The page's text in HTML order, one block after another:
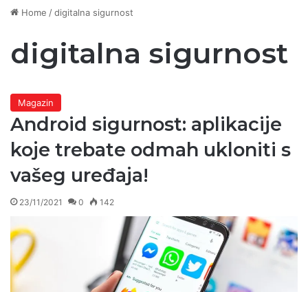
Home /digitalna sigurnost
digitalna sigurnost
Magazin
Android sigurnost: aplikacije
koje trebate odmah ukloniti s
vašeg uređaja!
23/11/2021 0 142